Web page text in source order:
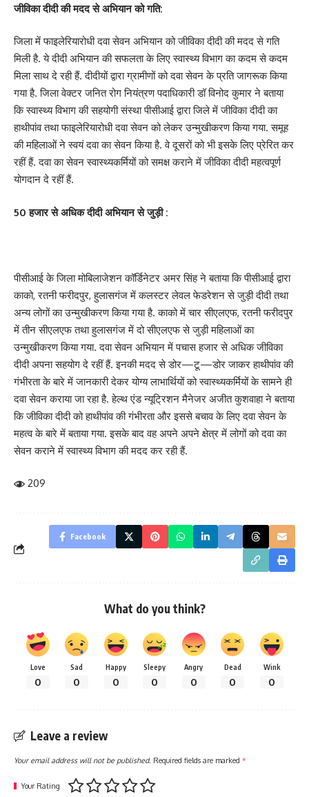
जीविका दीदी की मदद से अभियान को गति:
जिला में फाइलेरियारोधी दवा सेवन अभियान को जीविका दीदी की मदद से गति
मिली है. ये दीदी अभियान की सफलता के लिए स्वास्थ्य विभाग का कदम से कदम
मिला साथ दे रही हैं. दीदीयों द्वारा ग्रामीणों को दवा सेवन के प्रति जागरूक किया
गया है. जिला वेक्टर जनित रोग नियंत्रण पदाधिकारी डॉ विनोद कुमार ने बताया
कि स्वास्थ्य विभाग की सहयोगी संस्था पीसीआई द्वारा जिले में जीविका दीदी का
हाथीपांव तथा फाइलेरियारोधी दवा सेवन को लेकर उन्मुखीकरण किया गया. समूह
की महिलाओं ने स्वयं दवा का सेवन किया है. वे दूसरों को भी इसके लिए प्रेरित कर
रहीं हैं. दवा का सेवन स्वास्थ्यकर्मियों को समक्ष कराने में जीविका दीदी महत्वपूर्ण
योगदान दे रहीं हैं.
50 हजार से अधिक दीदी अभियान से जुड़ी :
पीसीआई के जिला मोबिलाजेशन कॉर्डिनेटर अमर सिंह ने बताया कि पीसीआई द्वारा
काको, रतनी फरीदपुर, हुलासगंज में कलस्टर लेवल फेडरेशन से जुड़ी दीदी तथा
अन्य लोगों का उन्मुखीकरण किया गया है. काको में चार सीएलएफ, रतनी फरीदपुर
में तीन सीएलएफ तथा हुलासगंज में दो सीएलएफ से जुड़ी महिलाओं का
उन्मुखीकरण किया गया. दवा सेवन अभियान में पचास हजार से अधिक जीविका
दीदी अपना सहयोग दे रहीं हैं. इनकी मदद से डोर—टू—डोर जाकर हाथीपांव की
गंभीरता के बारे में जानकारी देकर योग्य लाभार्थियों को स्वास्थ्य​कर्मियों के सामने ही
दवा सेवन कराया जा रहा है. ​हेल्थ एंड न्यूट्रिशन मैनेजर अजीत कुशवाहा ने बताया
कि जीविका दीदी को हाथीपांव की गंभीरता और इससे बचाव के लिए दवा सेवन के
महत्व के बारे में बताया गया. इसके बाद वह अपने अपने क्षेत्र में लोगों को दवा का
सेवन कराने में स्वास्थ्य विभाग की मदद कर रही हैं.
209
Facebook
What do you think?
Love
0
Sad
0
Happy
0
Sleepy
0
Angry
0
Dead
0
Wink
0
Leave a review
Your email address will not be published. Required fields are marked *
Your Rating